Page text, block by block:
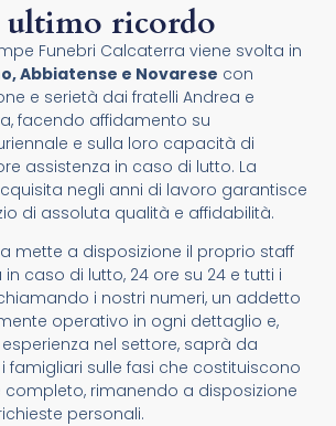
ultimo ricordo
Funebri Calcaterra viene svolta in
Abbiatense e Novarese con
e serietà dai fratelli Andrea e
facendo affidamento su
e sulla loro capacità di
assistenza in caso di lutto. La
negli anni di lavoro garantisce
di assoluta qualità e affidabilità.
mette a disposizione il proprio staff
caso di lutto, 24 ore su 24 e tutti i
i nostri numeri, un addetto
operativo in ogni dettaglio e,
nel settore, saprà da
famigliari sulle fasi che costituiscono
completo, rimanendo a disposizione
personali.